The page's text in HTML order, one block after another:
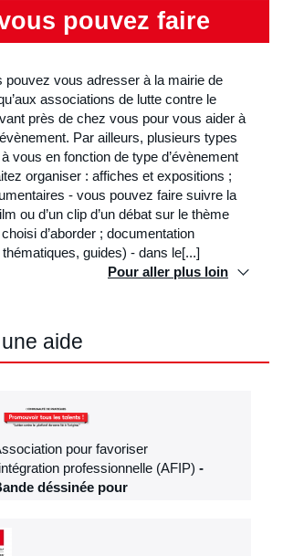
pouvez faire
pouvez vous adresser à la mairie de
associations de lutte contre le
près de chez vous pour vous aider à
Par ailleurs, plusieurs types
à vous en fonction de type d’évènement
organiser : affiches et expositions ;
- vous pouvez faire suivre la
ou d’un clip d’un débat sur le thème
d’aborder ; documentation
guides) - dans le[...]
Pour aller plus loin
aide
pour favoriser
professionnelle (AFIP)
déssinée pour
Dessinée pour communiquer